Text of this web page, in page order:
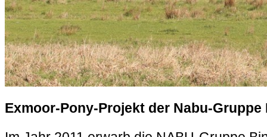
Exmoor-Pony-Projekt der Nabu-